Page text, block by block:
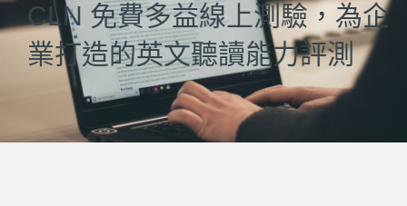
CLN 免費多益線上測驗，為企
業打造的英文聽讀能力評測